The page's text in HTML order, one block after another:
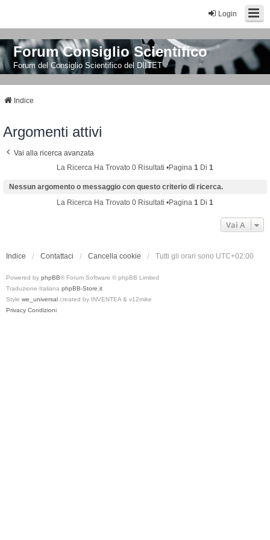
Login
Forum Consiglio Scientifico
Forum del Consiglio Scientifico del DIITET
Indice
Argomenti attivi
Vai alla ricerca avanzata
La Ricerca Ha Trovato 0 Risultati •Pagina 1 Di 1
Nessun argomento o messaggio con questo criterio di ricerca.
La Ricerca Ha Trovato 0 Risultati •Pagina 1 Di 1
Vai A
Indice Contattaci Cancella cookie Tutti gli orari sono UTC+02:00
Powered by phpBB® Forum Software © phpBB Limited
Traduzione Italiana phpBB-Store.it
Style we_universal created by INVENTEA & v12mike
Privacy Condizioni